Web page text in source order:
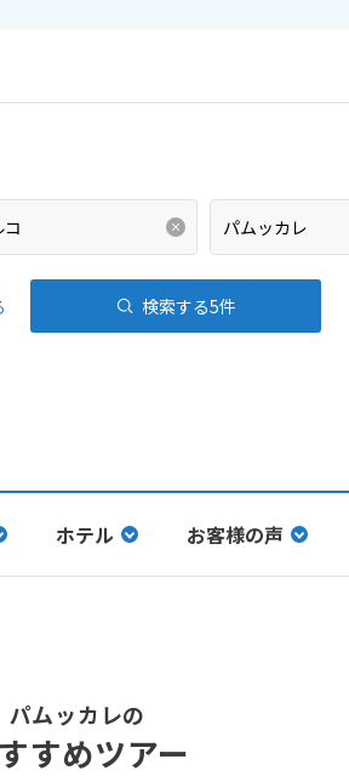
検索する5件
ホテル お客様の声
パムッカレの
すめツアー